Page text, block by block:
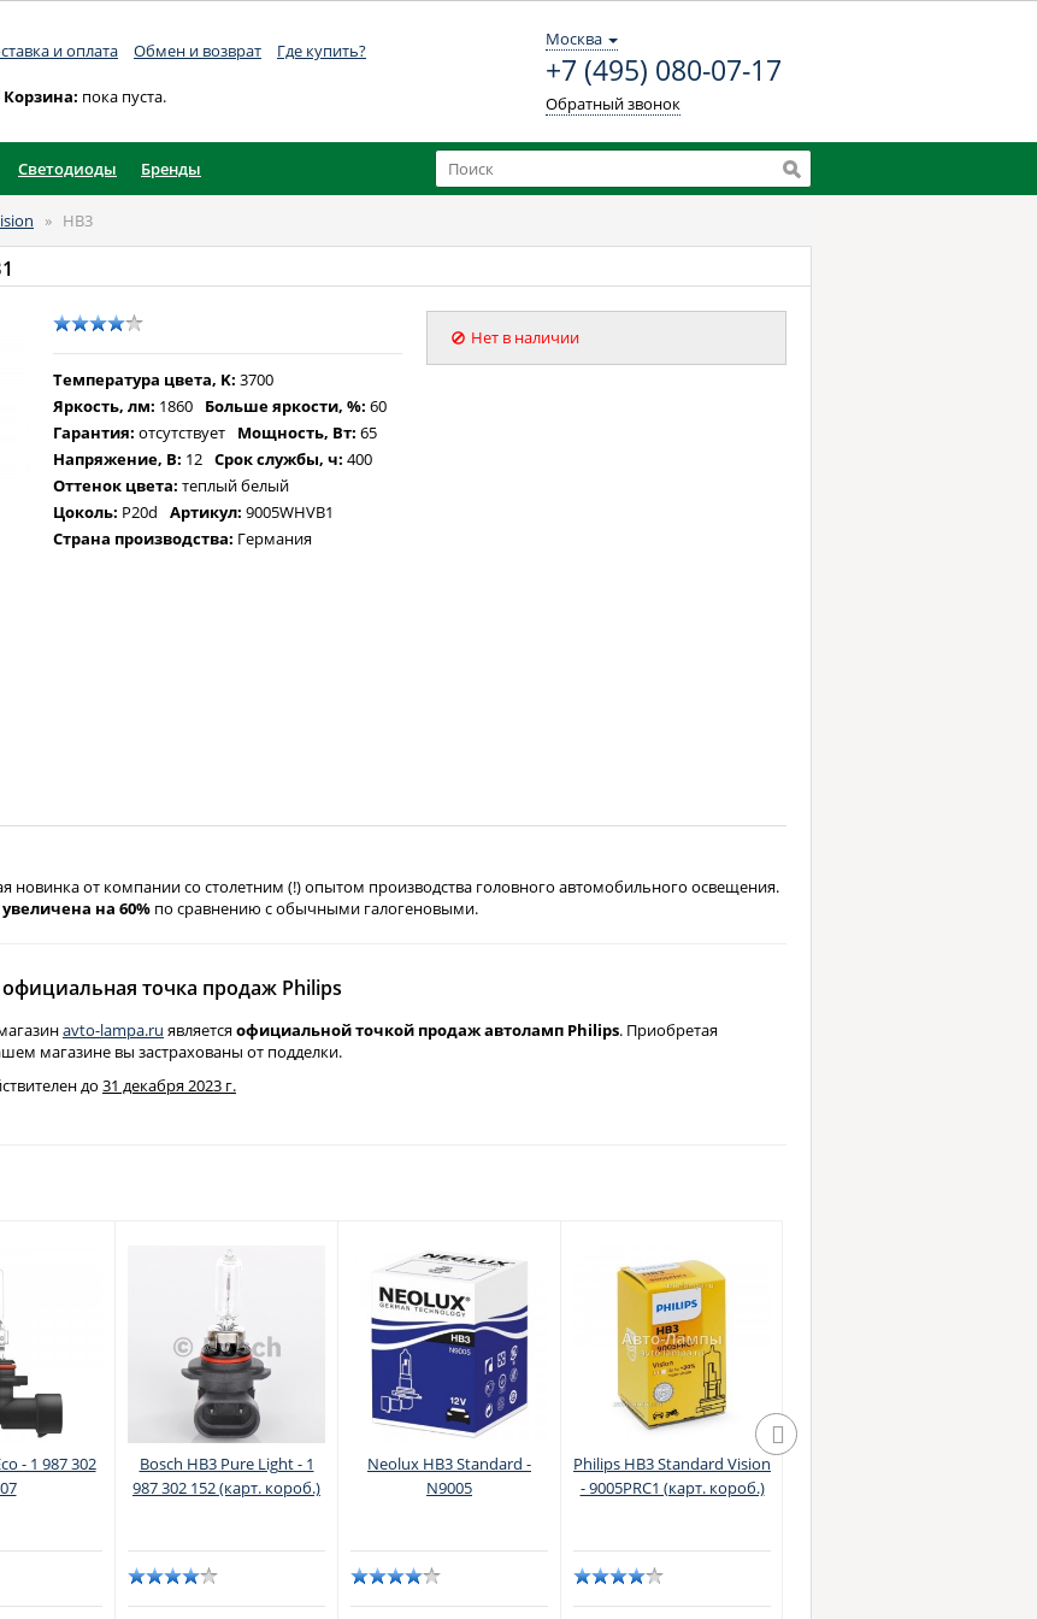
и оплата Обмен и возврат Где купить?
Москва
+7 (495) 080-07-17
Обратный звонок
Корзина: пока пуста.
Светодиоды Бренды
» HB3
Температура цвета, K: 3700
Яркость, лм: 1860 Больше яркости, %: 60
Гарантия: отсутствует Мощность, Вт: 65
Напряжение, В: 12 Срок службы, ч: 400
Оттенок цвета: теплый белый
Цоколь: P20d Артикул:9005WHVB1
Страна производства: Германия
Нет в наличии
новинка от компании со столетним (!) опытом производства головного автомобильного освещения.
увеличена на 60% по сравнению с обычными галогеновыми.
точка продаж Philips
avto-lampa.ru являетсяофициальной точкой продаж автоламп Philips. Приобретая
магазине вы застрахованы от подделки.
до 31 декабря 2023 г.
- 1 987 302
Bosch HB3 Pure Light - 1
987 302 152 (карт. короб.)
Neolux HB3 Standard -
N9005
Philips HB3 Standard Vision
- 9005PRC1 (карт. короб.)